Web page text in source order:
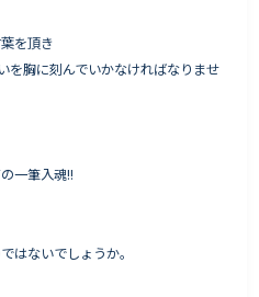
を頂き
を胸に刻んでいかなければなりませ
一筆入魂!!
はないでしょうか。